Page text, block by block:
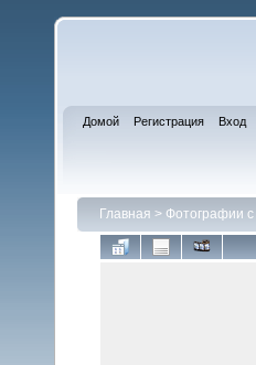
Домой Регистрация Вход
Главная > Фотографии